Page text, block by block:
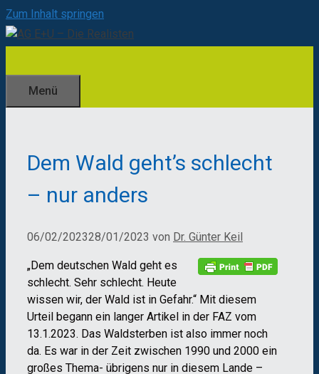
Zum Inhalt springen
Menü
Dem Wald geht’s schlecht
– nur anders
06/02/202328/01/2023 von Dr. Günter Keil
„Dem deutschen Wald geht es
schlecht. Sehr schlecht. Heute
wissen wir, der Wald ist in Gefahr.“ Mit diesem
Urteil begann ein langer Artikel in der FAZ vom
13.1.2023. Das Waldsterben ist also immer noch
da. Es war in der Zeit zwischen 1990 und 2000 ein
großes Thema- übrigens nur in diesem Lande –